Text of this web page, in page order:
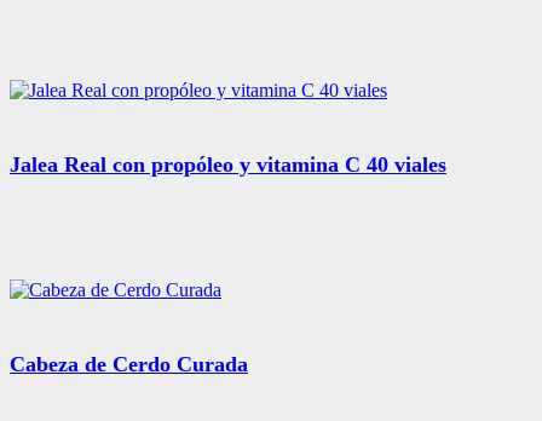
Jalea Real con propóleo y vitamina C 40 viales
Cabeza de Cerdo Curada